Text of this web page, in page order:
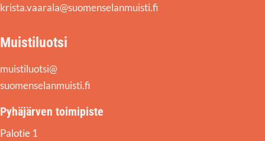
krista.vaarala@suomenselanmuisti.fi
Muistiluotsi
muistiluotsi@
suomenselanmuisti.fi
Pyhäjärven toimipiste
Palotie 1